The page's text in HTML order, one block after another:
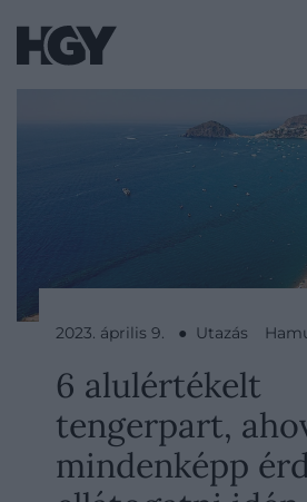
2023. április 9. ● Utazás
6 alulértékelt
tengerpart,
mindenképp